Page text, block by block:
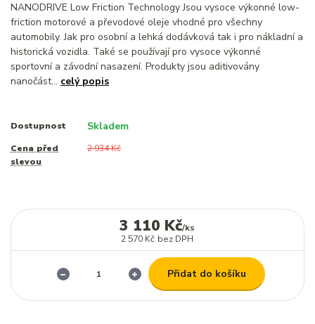
NANODRIVE Low Friction Technology Jsou vysoce výkonné low-
friction motorové a převodové oleje vhodné pro všechny
automobily. Jak pro osobní a lehká dodávková tak i pro nákladní a
historická vozidla. Také se používají pro vysoce výkonné
sportovní a závodní nasazení. Produkty jsou aditivovány
nanočást... celý popis
Dostupnost Skladem
Cena před
slevou
2 934 Kč
3 110 Kč/ks
2 570 Kč bez DPH
Přidat do košíku